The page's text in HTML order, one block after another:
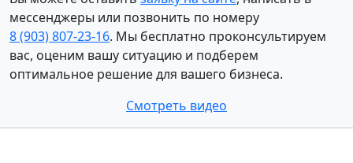
мессенджеры или позвонить по номеру
8 (903) 807‑23‑16. Мы бесплатно проконсультируем
вас, оценим вашу ситуацию и подберем
оптимальное решение для вашего бизнеса.
Смотреть видео